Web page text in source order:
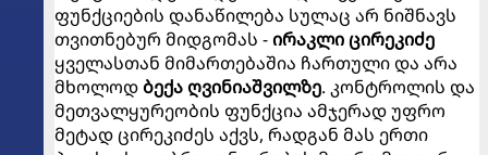
ფუნქციების დანაწილება სულაც არ ნიშნავს
თვითნებურ მიდგომას -ირაკლი ცირეკიძე
ყველასთან მიმართებაშია ჩართული და არა
მხოლოდბექა ღვინიაშვილზე. კონტროლის და
მეთვალყურეობის ფუნქცია ამჯერად უფრო
მეტად ცირეკიძეს აქვს, რადგან მას ერთი